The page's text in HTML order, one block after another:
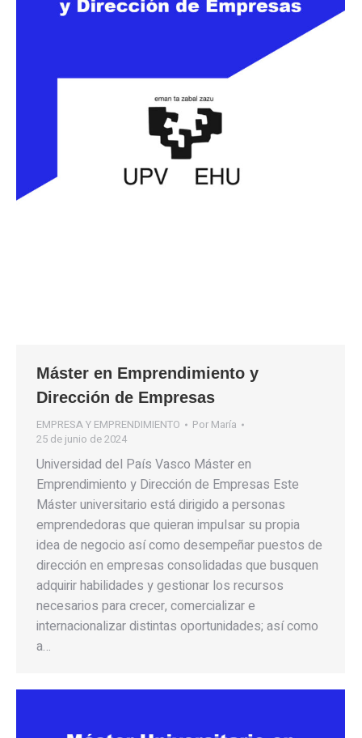
Máster en Emprendimiento y
Dirección de Empresas
EMPRESA Y EMPRENDIMIENTO Por María
25 de junio de 2024
Universidad del País Vasco Máster en
Emprendimiento y Dirección de Empresas Este
Máster universitario está dirigido a personas
emprendedoras que quieran impulsar su propia
idea de negocio así como desempeñar puestos de
dirección en empresas consolidadas que busquen
adquirir habilidades y gestionar los recursos
necesarios para crecer, comercializar e
internacionalizar distintas oportunidades; así como
a…